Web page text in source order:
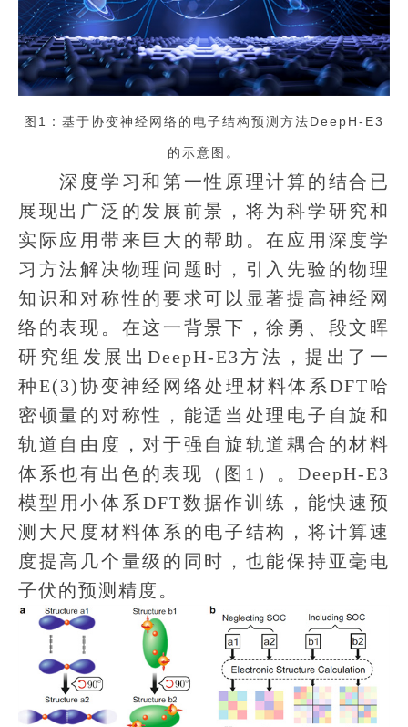
图1：基于协变神经网络的电子结构预测方法DeepH-E3
的示意图。
深度学习和第一性原理计算的结合已
展现出广泛的发展前景，将为科学研究和
实际应用带来巨大的帮助。在应用深度学
习方法解决物理问题时，引入先验的物理
知识和对称性的要求可以显著提高神经网
络的表现。在这一背景下，徐勇、段文晖
研究组发展出DeepH-E3方法，提出了一
种E(3)协变神经网络处理材料体系DFT哈
密顿量的对称性，能适当处理电子自旋和
轨道自由度，对于强自旋轨道耦合的材料
体系也有出色的表现（图1）。DeepH-E3
模型用小体系DFT数据作训练，能快速预
测大尺度材料体系的电子结构，将计算速
度提高几个量级的同时，也能保持亚毫电
子伏的预测精度。